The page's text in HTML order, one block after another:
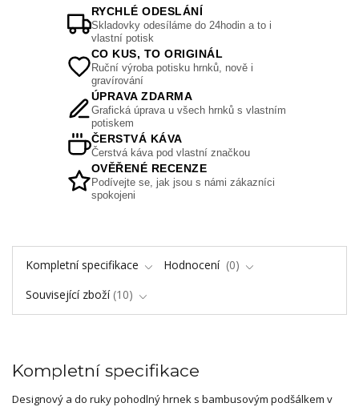
RYCHLÉ ODESLÁNÍ
Skladovky odesíláme do 24hodin a to i
vlastní potisk
CO KUS, TO ORIGINÁL
Ruční výroba potisku hrnků, nově i
gravírování
ÚPRAVA ZDARMA
Grafická úprava u všech hrnků s vlastním
potiskem
ČERSTVÁ KÁVA
Čerstvá káva pod vlastní značkou
OVĚŘENÉ RECENZE
Podívejte se, jak jsou s námi zákazníci
spokojeni
Kompletní specifikace Hodnocení
0
Související zboží 10
Kompletní specifikace
Designový a do ruky pohodlný hrnek s bambusovým podšálkem v